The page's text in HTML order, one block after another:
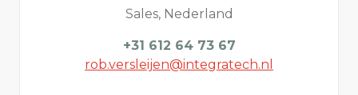
Sales, Nederland
+31 612 64 73 67
rob.versleijen@integratech.nl